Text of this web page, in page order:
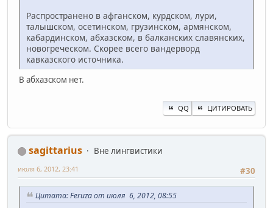
Распространено в афганском, курдском, лури,
талышском, осетинском, грузинском, армянском,
кабардинском, абхазском, в балканских славянских,
новогреческом. Скорее всего вандерворд
кавказского источника.
В абхазском нет.
QQ ЦИТИРОВАТЬ
sagittarius
Вне лингвистики
#30
июля 6, 2012, 23:41
Цитата: Feruza от июля 6, 2012, 08:55